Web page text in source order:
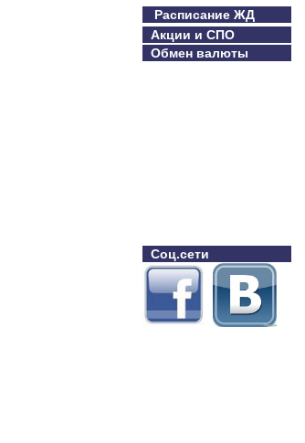
Расписание ЖД
Акции и СПО
Обмен валюты
Соц.сети